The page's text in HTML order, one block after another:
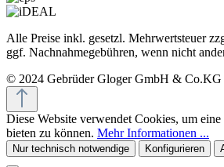
Alle Preise inkl. gesetzl. Mehrwertsteuer
ggf. Nachnahmegebühren, wenn nicht
© 2024 Gebrüder Gloger GmbH & Co.KG
Diese Website verwendet Cookies, um
bieten zu können. Mehr Informationen ...
Nur technisch notwendige Konfigurieren